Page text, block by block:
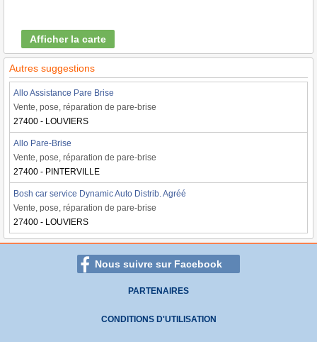
Afficher la carte
Autres suggestions
Allo Assistance Pare Brise
Vente, pose, réparation de pare-brise
27400 - LOUVIERS
Allo Pare-Brise
Vente, pose, réparation de pare-brise
27400 - PINTERVILLE
Bosh car service Dynamic Auto Distrib. Agréé
Vente, pose, réparation de pare-brise
27400 - LOUVIERS
Nous suivre sur Facebook
PARTENAIRES
CONDITIONS D'UTILISATION